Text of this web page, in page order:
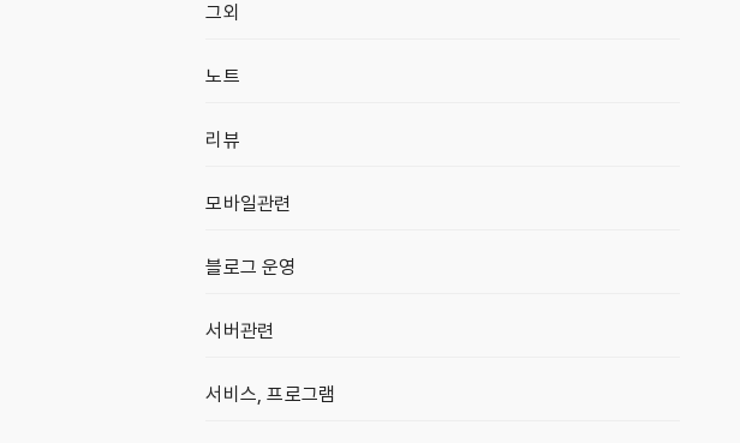
그외
노트
리뷰
모바일관련
블로그 운영
서버관련
서비스, 프로그램